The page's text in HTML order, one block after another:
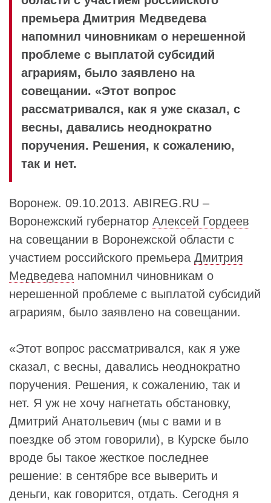
премьера Дмитрия Медведева
напомнил чиновникам о нерешенной
проблеме с выплатой субсидий
аграриям, было заявлено на
совещании. «Этот вопрос
рассматривался, как я уже сказал, с
весны, давались неоднократно
поручения. Решения, к сожалению,
так и нет.
Воронеж. 09.10.2013. ABIREG.RU –
Воронежский губернатор Алексей Гордеев
на совещании в Воронежской области с
участием российского премьера Дмитрия
Медведева напомнил чиновникам о
нерешенной проблеме с выплатой субсидий
аграриям, было заявлено на совещании.
«Этот вопрос рассматривался, как я уже
сказал, с весны, давались неоднократно
поручения. Решения, к сожалению, так и
нет. Я уж не хочу нагнетать обстановку,
Дмитрий Анатольевич (мы с вами и в
поездке об этом говорили), в Курске было
вроде бы такое жесткое последнее
решение: в сентябре все выверить и
деньги, как говорится, отдать. Сегодня я